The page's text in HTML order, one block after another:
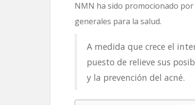
NMN ha sido promocionado
generales para la salud.
A medida que crece el
puesto de relieve sus
y la prevención del acné.